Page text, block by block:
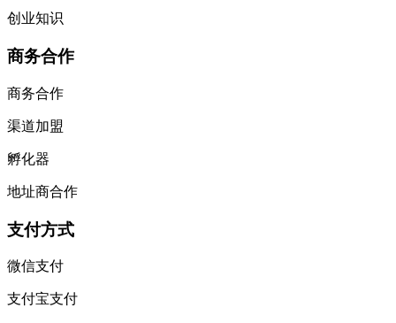
创业知识
商务合作
商务合作
渠道加盟
孵化器
地址商合作
支付方式
微信支付
支付宝支付